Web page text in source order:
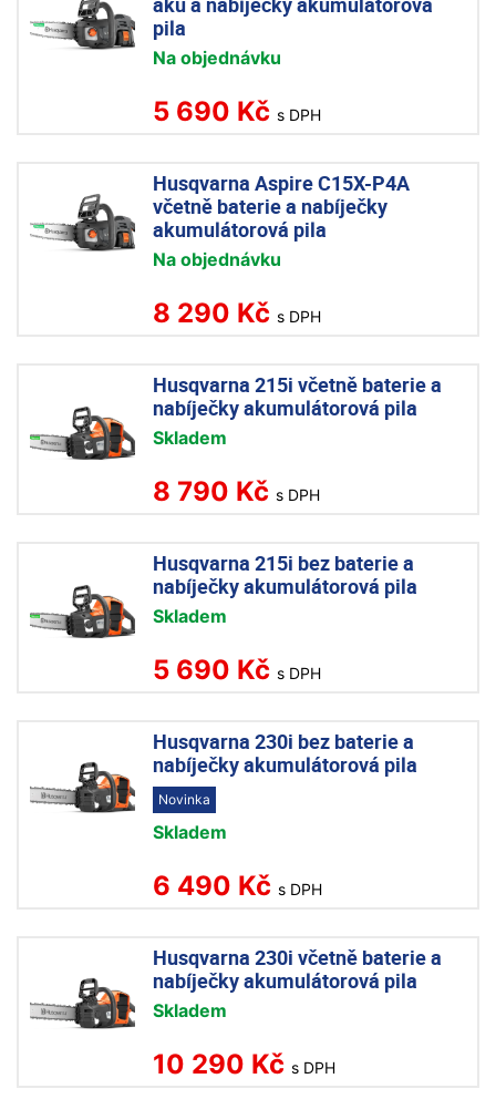
pila
Na objednávku
5 690 Kč s DPH
Husqvarna Aspire C15X-P4A
včetně baterie a nabíječky
akumulátorová pila
Na objednávku
8 290 Kč s DPH
Husqvarna 215i včetně baterie a
nabíječky akumulátorová pila
Skladem
8 790 Kč s DPH
Husqvarna 215i bez baterie a
nabíječky akumulátorová pila
Skladem
5 690 Kč s DPH
Husqvarna 230i bez baterie a
nabíječky akumulátorová pila
Novinka
Skladem
6 490 Kč s DPH
Husqvarna 230i včetně baterie a
nabíječky akumulátorová pila
Skladem
10 290 Kč s DPH